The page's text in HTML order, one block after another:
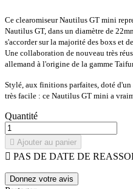
Ce clearomiseur Nautilus GT mini
Nautilus GT, dans un diamètre de
s'accorder sur la majorité des boxs et
Une collaboration de nouveau très
allemand à l'origine de la gamme
Stylé, aux finitions parfaites, doté
très facile : ce Nautilus GT mini a
Quantité
 Ajouter au panier
 PAS DE DATE DE
Donnez votre avis